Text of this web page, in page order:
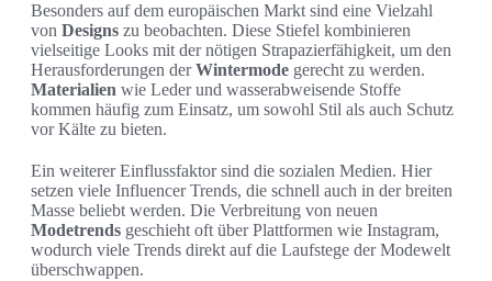
Besonders auf dem europäischen Markt sind eine Vielzahl
von Designs zu beobachten. Diese Stiefel kombinieren
vielseitige Looks mit der nötigen Strapazierfähigkeit, um den
Herausforderungen derWintermode gerecht zu werden.
Materialien wie Leder und wasserabweisende Stoffe
kommen häufig zum Einsatz, um sowohl Stil als auch Schutz
vor Kälte zu bieten.
Ein weiterer Einflussfaktor sind die sozialen Medien. Hier
setzen viele Influencer Trends, die schnell auch in der breiten
Masse beliebt werden. Die Verbreitung von neuen
Modetrends geschieht oft über Plattformen wie Instagram,
wodurch viele Trends direkt auf die Laufstege der Modewelt
überschwappen.